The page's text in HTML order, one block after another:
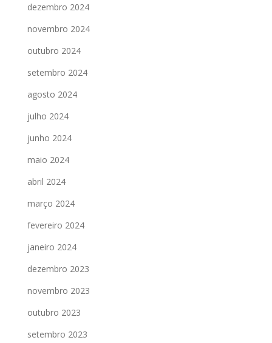
dezembro 2024
novembro 2024
outubro 2024
setembro 2024
agosto 2024
julho 2024
junho 2024
maio 2024
abril 2024
março 2024
fevereiro 2024
janeiro 2024
dezembro 2023
novembro 2023
outubro 2023
setembro 2023